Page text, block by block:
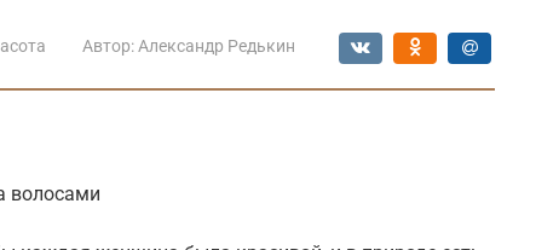
Автор: Александр Редькин
волосами